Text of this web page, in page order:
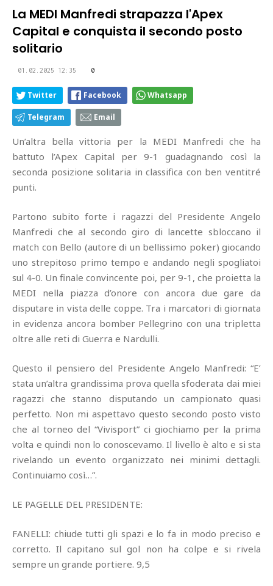
La MEDI Manfredi strapazza l'Apex
Capital e conquista il secondo posto
solitario
01.02.2025 12:35 0
Twitter Facebook Whatsapp
Telegram Email
Un’altra bella vittoria per la MEDI Manfredi che ha
battuto l’Apex Capital per 9-1 guadagnando così la
seconda posizione solitaria in classifica con ben ventitré
punti.
Partono subito forte i ragazzi del Presidente Angelo
Manfredi che al secondo giro di lancette sbloccano il
match con Bello (autore di un bellissimo poker) giocando
uno strepitoso primo tempo e andando negli spogliatoi
sul 4-0. Un finale convincente poi, per 9-1, che proietta la
MEDI nella piazza d’onore con ancora due gare da
disputare in vista delle coppe. Tra i marcatori di giornata
in evidenza ancora bomber Pellegrino con una tripletta
oltre alle reti di Guerra e Nardulli.
Questo il pensiero del Presidente Angelo Manfredi: “E’
stata un’altra grandissima prova quella sfoderata dai miei
ragazzi che stanno disputando un campionato quasi
perfetto. Non mi aspettavo questo secondo posto visto
che al torneo del “Vivisport” ci giochiamo per la prima
volta e quindi non lo conoscevamo. Il livello è alto e si sta
rivelando un evento organizzato nei minimi dettagli.
Continuiamo così…”.
LE PAGELLE DEL PRESIDENTE:
FANELLI: chiude tutti gli spazi e lo fa in modo preciso e
corretto. Il capitano sul gol non ha colpe e si rivela
sempre un grande portiere. 9,5